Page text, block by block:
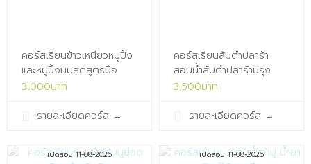
คอร์สเรียนข้าวเหนียวหมูปิ้ง
และหมูปิ้งนมสดสูตรมือ
อาชีพ(10ส.ค.69/13.30น./
3,000บาท
รายละเอียดคอร์ส →
คอร์สเรียนส้มตำปลาร้า
สอนน้ำส้มตำปลาร้าปรุง
สำเร็จ(10ส.ค.69/09.30น./
3,500บาท
รายละเอียดคอร์ส →
เปิดสอน 11-08-2026 เปิดสอน 11-08-2026